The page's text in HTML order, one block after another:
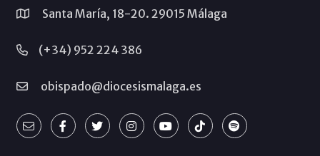
Santa María, 18-20. 29015 Málaga
(+34) 952 224 386
obispado@diocesismalaga.es